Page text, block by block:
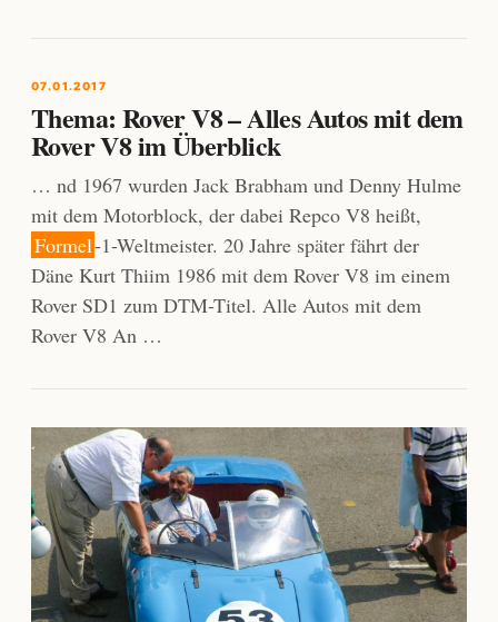
07.01.2017
Thema: Rover V8 – Alles Autos mit dem
Rover V8 im Überblick
… nd 1967 wurden Jack Brabham und Denny Hulme
mit dem Motorblock, der dabei Repco V8 heißt,
Formel-1-Weltmeister. 20 Jahre später fährt der
Däne Kurt Thiim 1986 mit dem Rover V8 im einem
Rover SD1 zum DTM-Titel. Alle Autos mit dem
Rover V8 An …